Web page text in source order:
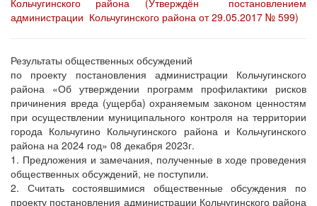
Кольчугинского района (Утверждён постановлением
администрации Кольчугинского района от 29.05.2017 № 599)
Результаты общественных обсуждений
по проекту постановления администрации Кольчугинского
района «Об утверждении программ профилактики рисков
причинения вреда (ущерба) охраняемым законом ценностям
при осуществлении муниципального контроля на территории
города Кольчугино Кольчугинского района и Кольчугинского
района на 2024 год» 08 декабря 2023г.
1. Предложения и замечания, полученные в ходе проведения
общественных обсуждений, не поступили.
2. Считать состоявшимися общественные обсуждения по
проекту постановления администрации Кольчугинского района